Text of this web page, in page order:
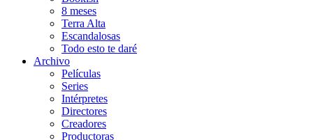
8 meses
Terra Alta
Escandalosas
Todo esto te daré
Archivo
Películas
Series
Intérpretes
Directores
Creadores
Productoras